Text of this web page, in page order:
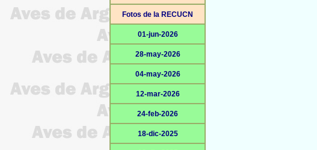
Fotos de la RECUCN
01-jun-2026
28-may-2026
04-may-2026
12-mar-2026
24-feb-2026
18-dic-2025